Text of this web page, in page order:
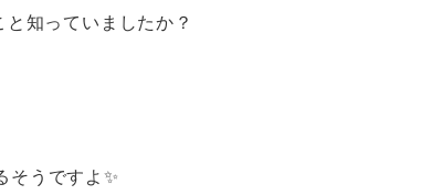
知っていましたか？
そうですよ✨